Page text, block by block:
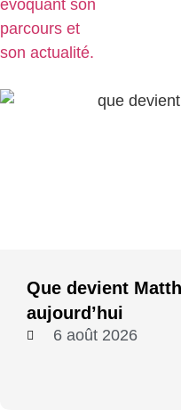
Que devient
aujourd’hui
6 août 2026